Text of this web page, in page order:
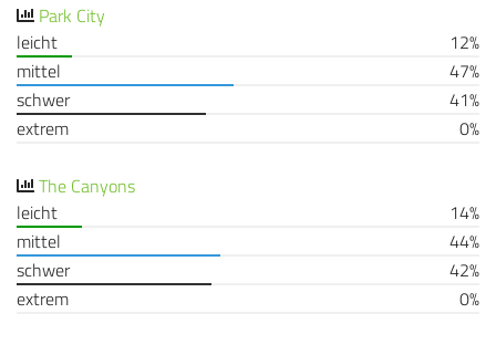
Park City
leicht
12%
mittel
47%
schwer
41%
extrem
0%
The Canyons
leicht
14%
mittel
44%
schwer
42%
extrem
0%